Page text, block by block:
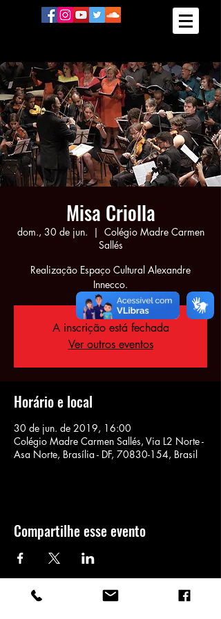
Misa Criolla
dom., 30 de jun.
  |
Colégio Madre Carmen
Sallés
Realização Espaço Cultural Alexandre
Innecco.
A inscrição está fechada
Ver outros eventos
Horário e local
30 de jun. de 2019, 16:00
Colégio Madre Carmen Sallés, Via L2 Norte -
Asa Norte, Brasília - DF, 70830-154, Brasil
Compartilhe esse evento